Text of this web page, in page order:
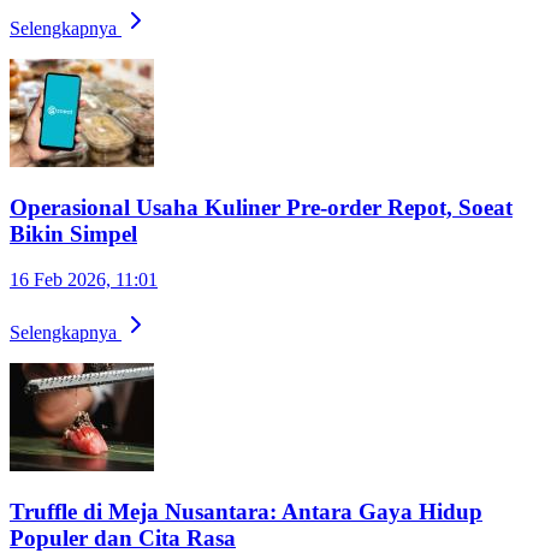
Selengkapnya
Operasional Usaha Kuliner Pre-order Repot, Soeat
Bikin Simpel
16 Feb 2026, 11:01
Selengkapnya
Truffle di Meja Nusantara: Antara Gaya Hidup
Populer dan Cita Rasa